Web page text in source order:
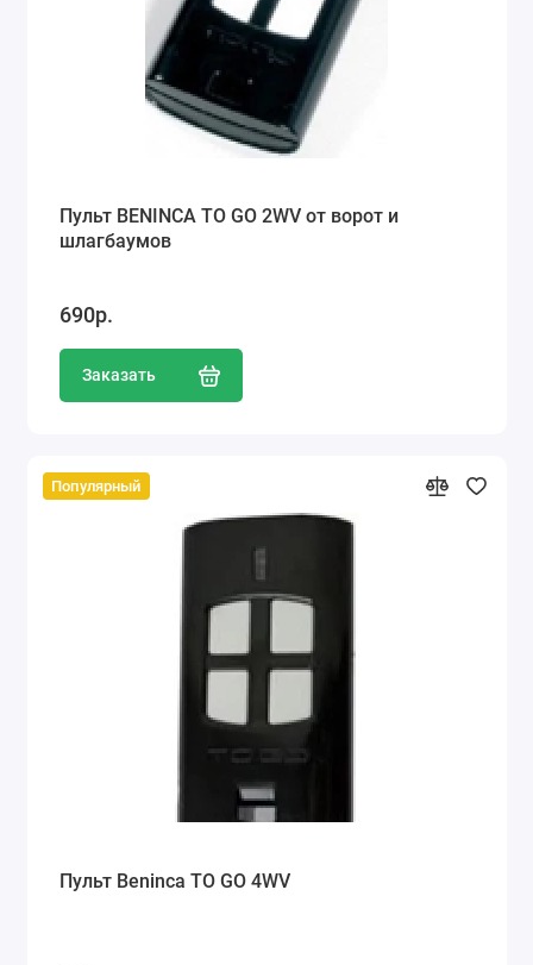
Пульт BENINCA TO GO 2WV от ворот и
шлагбаумов
690р.
Заказать
Популярный
Пульт Beninca TO GO 4WV